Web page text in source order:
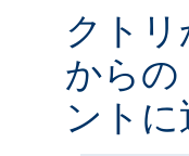
クト
から
ントに